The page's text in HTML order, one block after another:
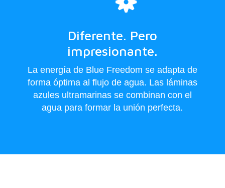
Diferente. Pero
impresionante.
La energía de Blue Freedom se adapta de
forma óptima al flujo de agua. Las láminas
azules ultramarinas se combinan con el
agua para formar la unión perfecta.